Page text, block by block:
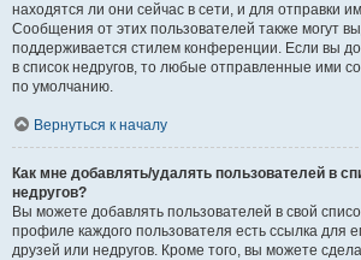
находятся ли они сейчас в сети, и для отправки
Сообщения от этих пользователей также могут
поддерживается стилем конференции. Если вы
в список недругов, то любые отправленные ими
по умолчанию.
Вернуться к началу
Как мне добавлять/удалять пользователей в
недругов?
Вы можете добавлять пользователей в свой
профиле каждого пользователя есть ссылка для
друзей или недругов. Кроме того, вы можете